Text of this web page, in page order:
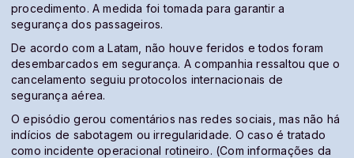
procedimento. A medida foi tomada para garantir a
segurança dos passageiros.
De acordo com a Latam, não houve feridos e todos foram
desembarcados em segurança. A companhia ressaltou que o
cancelamento seguiu protocolos internacionais de
segurança aérea.
O episódio gerou comentários nas redes sociais, mas não há
indícios de sabotagem ou irregularidade. O caso é tratado
como incidente operacional rotineiro. (Com informações da